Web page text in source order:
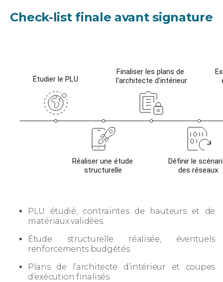
Check-list finale avant signature
PLU étudié, contraintes de hauteurs et de
matériaux validées.
Étude structurelle réalisée, éventuels
renforcements budgétés.
Plans de l’architecte d’intérieur et coupes
d’exécution finalisés.